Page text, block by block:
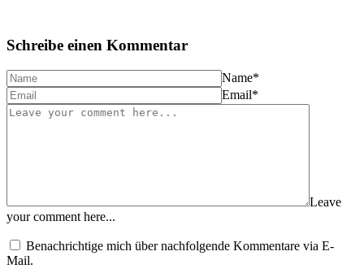
Schreibe einen Kommentar
Name*
Email*
Leave
your comment here...
Benachrichtige mich über nachfolgende Kommentare via E-
Mail.